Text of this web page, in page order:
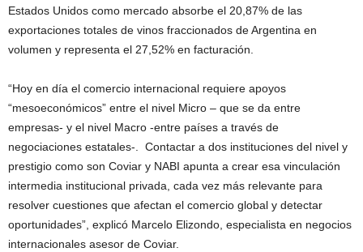
Estados Unidos como mercado absorbe el 20,87% de las
exportaciones totales de vinos fraccionados de Argentina en
volumen y representa el 27,52% en facturación.
“Hoy en día el comercio internacional requiere apoyos
“mesoeconómicos” entre el nivel Micro – que se da entre
empresas- y el nivel Macro -entre países a través de
negociaciones estatales-. Contactar a dos instituciones del nivel y
prestigio como son Coviar y NABI apunta a crear esa vinculación
intermedia institucional privada, cada vez más relevante para
resolver cuestiones que afectan el comercio global y detectar
oportunidades”, explicó Marcelo Elizondo, especialista en negocios
internacionales asesor de Coviar.